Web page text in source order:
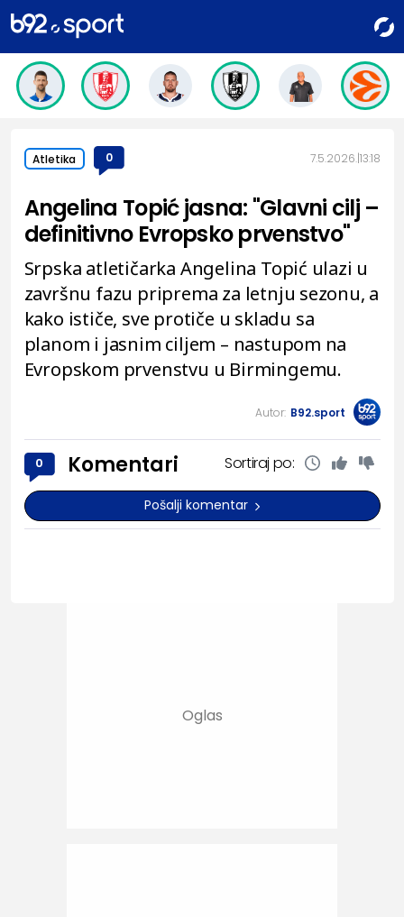
Atletika 0 7.5.2026. 13:18
Angelina Topić jasna: "Glavni cilj –
definitivno Evropsko prvenstvo"
Srpska atletičarka Angelina Topić ulazi u
završnu fazu priprema za letnju sezonu, a
kako ističe, sve protiče u skladu sa
planom i jasnim ciljem – nastupom na
Evropskom prvenstvu u Birmingemu.
Autor: B92.sport
0 Komentari Sortiraj po:
Pošalji komentar